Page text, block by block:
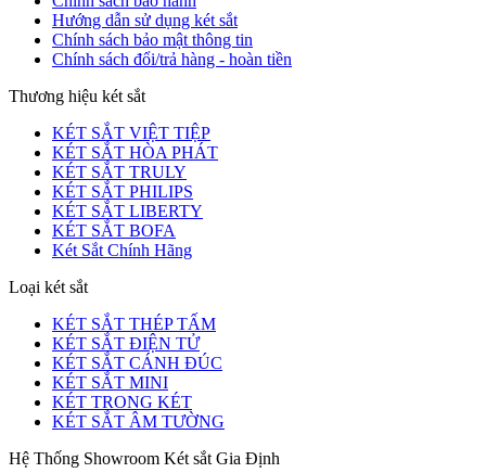
Hướng dẫn sử dụng két sắt
Chính sách bảo mật thông tin
Chính sách đổi/trả hàng - hoàn tiền
Thương hiệu két sắt
KÉT SẮT VIỆT TIỆP
KÉT SẮT HÒA PHÁT
KÉT SẮT TRULY
KÉT SẮT PHILIPS
KÉT SẮT LIBERTY
KÉT SẮT BOFA
Két Sắt Chính Hãng
Loại két sắt
KÉT SẮT THÉP TẤM
KÉT SẮT ĐIỆN TỬ
KÉT SẮT CÁNH ĐÚC
KÉT SẮT MINI
KÉT TRONG KÉT
KÉT SẮT ÂM TƯỜNG
Hệ Thống Showroom Két sắt Gia Định